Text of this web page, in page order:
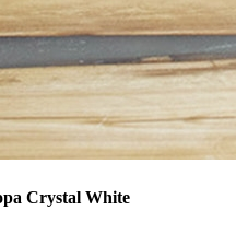
Crystal White